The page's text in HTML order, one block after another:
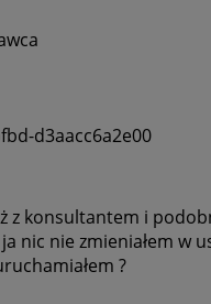
d3aacc6a2e00
z konsultantem i
nic nie zmieniałem w
?